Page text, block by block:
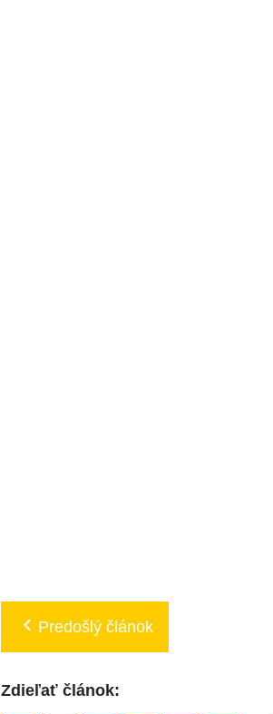
Predošlý článok
Zdieľať článok: